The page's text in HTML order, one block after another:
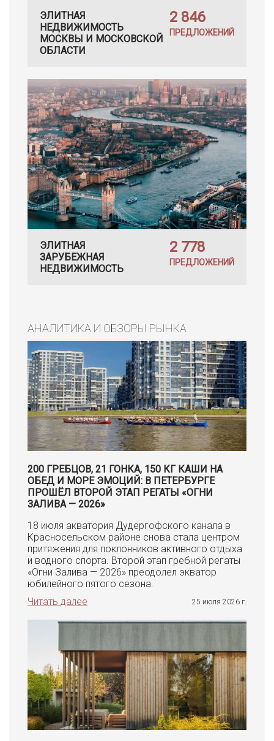
ЭЛИТНАЯ
НЕДВИЖИМОСТЬ
МОСКВЫ И МОСКОВСКОЙ
ОБЛАСТИ
2 846
ПРЕДЛОЖЕНИЙ
ЭЛИТНАЯ
ЗАРУБЕЖНАЯ
НЕДВИЖИМОСТЬ
2 778
ПРЕДЛОЖЕНИЙ
АНАЛИТИКА И ОБЗОРЫ РЫНКА
200 ГРЕБЦОВ, 21 ГОНКА, 150 КГ КАШИ НА
ОБЕД И МОРЕ ЭМОЦИЙ: В ПЕТЕРБУРГЕ
ПРОШЁЛ ВТОРОЙ ЭТАП РЕГАТЫ «ОГНИ
ЗАЛИВА — 2026»
18 июля акватория Дудергофского канала в
Красносельском районе снова стала центром
притяжения для поклонников активного отдыха
и водного спорта. Второй этап гребной регаты
«Огни Залива — 2026» преодолел экватор
юбилейного пятого сезона.
Читать далее
25 июля 2026 г.